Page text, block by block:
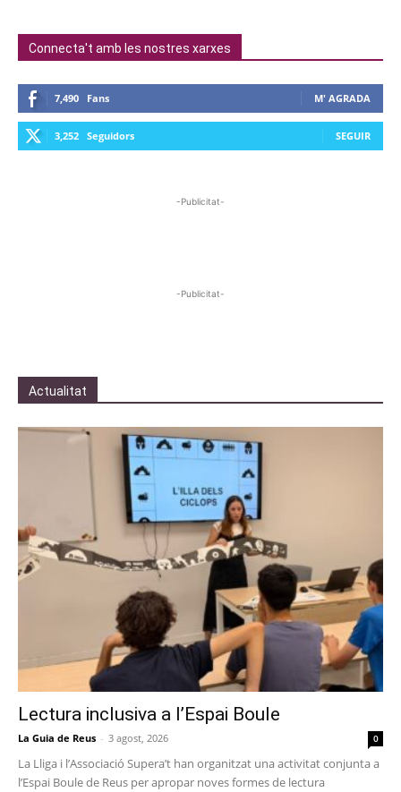
Connecta't amb les nostres xarxes
7,490 Fans M' AGRADA
3,252 Seguidors SEGUIR
-Publicitat-
-Publicitat-
Actualitat
Lectura inclusiva a l’Espai Boule
La Guia de Reus - 3 agost, 2026 0
La Lliga i l’Associació Supera’t han organitzat una activitat conjunta a
l’Espai Boule de Reus per apropar noves formes de lectura